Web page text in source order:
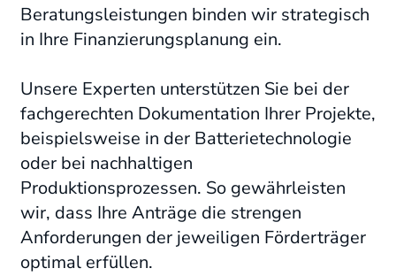
Beratungsleistungen binden wir strategisch
in Ihre Finanzierungsplanung ein.
Unsere Experten unterstützen Sie bei der
fachgerechten Dokumentation Ihrer Projekte,
beispielsweise in der Batterietechnologie
oder bei nachhaltigen
Produktionsprozessen. So gewährleisten
wir, dass Ihre Anträge die strengen
Anforderungen der jeweiligen Förderträger
optimal erfüllen.